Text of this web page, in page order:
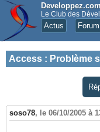
Le Club des
Actus
Access : Problème
soso78, le 06/10/2005 à